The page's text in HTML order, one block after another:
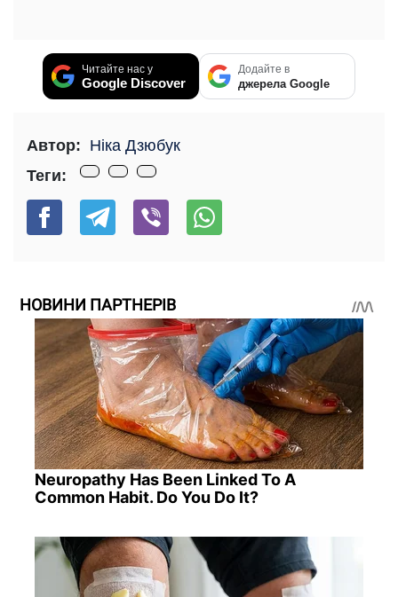
Читайте нас у
Google Discover
Додайте в
джерела Google
Автор: Ніка Дзюбук
Теги:
НОВИНИ ПАРТНЕРІВ
Neuropathy Has Been Linked To A
Common Habit. Do You Do It?